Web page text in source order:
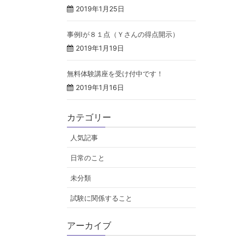
2019年1月25日
事例Ⅰが８１点（Ｙさんの得点開示）
2019年1月19日
無料体験講座を受け付中です！
2019年1月16日
カテゴリー
人気記事
日常のこと
未分類
試験に関係すること
アーカイブ